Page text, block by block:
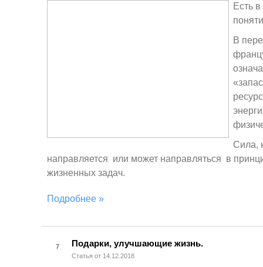
Есть
В
Сила,
направляется или может направляться в
жизненных задач.
Подробнее »
7 Подарки, улучшающие жизнь.
Статья от 14.12.2018